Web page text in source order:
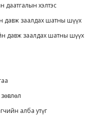
хэлтэс
давж заалдах шатны шүүх
давж заалдах шатны шүүх
алба утүг